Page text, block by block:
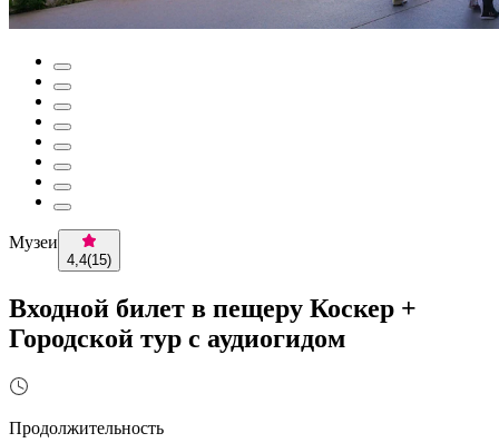
Музеи
4,4(15)
Входной билет в пещеру Коскер +
Городской тур с аудиогидом
Продолжительность